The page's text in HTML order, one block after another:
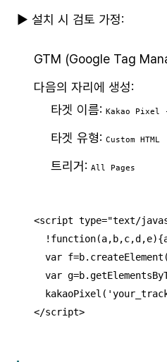
▶ 설치 시 검토 가정:
GTM (Google Tag
다음의 자리에 생성:
타겟 이름: Kakao Pixel
타겟 유형: Custom HTML
트리거: All Pages
<script type="text/
var
var
</script>